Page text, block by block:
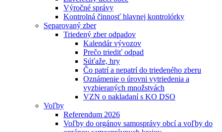
Výročné správy
Kontrolná činnosť hlavnej kontrolórky
Separovaný zber
Triedený zber odpadov
Kalendár vývozov
Prečo triediť odpad
Súťaže, hry
Čo patrí a nepatrí do triedeného zberu
Oznámenie o úrovni vytriedenia a
vyzbieraných množstvách
VZN o nakladaní s KO DSO
Voľby
Referendum 2026
Voľby do orgánov samosprávy obcí a voľby do